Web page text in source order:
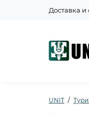
Доставка и
UNIT